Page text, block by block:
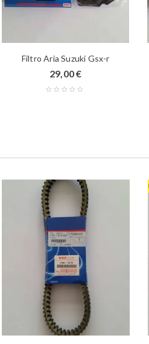
Filtro Aria Suzuki Gsx-r
29,00€